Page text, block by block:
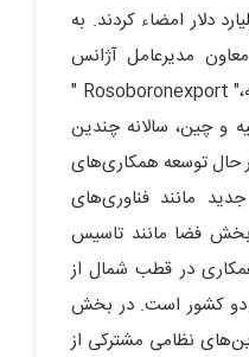
دلار امضاء کردند. به
مدیرعامل آژانس
صادرات تسلیحات دولتی روسیه،" Rosoboronexport "
و چین، سالانه چندین
حال توسعه همکاری‌های
مانند فناوری‌های
فضا مانند تاسیس
در قطب شمال از
دو کشور است. در بخش
نظامی مشترکی از